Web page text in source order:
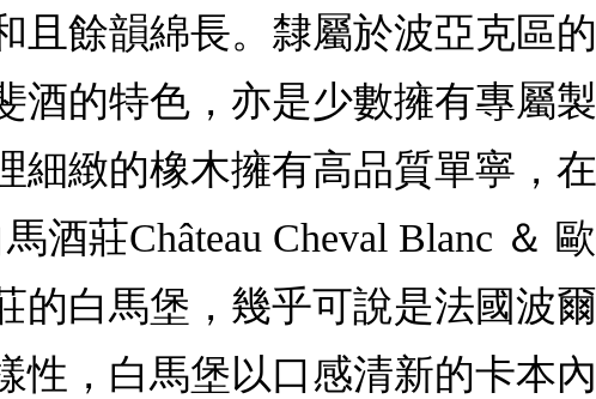
且餘韻綿長。隸屬於波亞克區
酒的特色，亦是少數擁有專屬
細緻的橡木擁有高品質單寧，
酒莊Château Cheval Blanc ＆
的白馬堡，幾乎可說是法國波
性，白馬堡以口感清新的卡本